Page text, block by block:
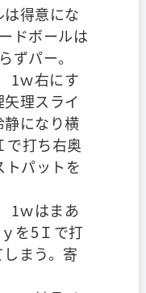
得意にな
ドボールは
ずパー。
ｗ右にす
理スライ
になり横
で打ち右奥
パットを
ｗはまあ
を5Ｉで打
まう。寄